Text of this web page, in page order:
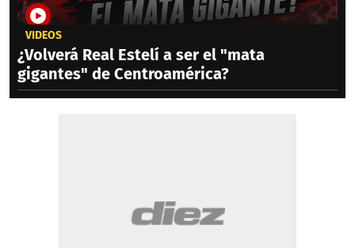
VIDEOS
¿Volverá Real Estelí a ser el "mata
gigantes" de Centroamérica?